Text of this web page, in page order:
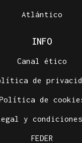
Atlántico
INFO
Canal ético
de
de
y
FEDER